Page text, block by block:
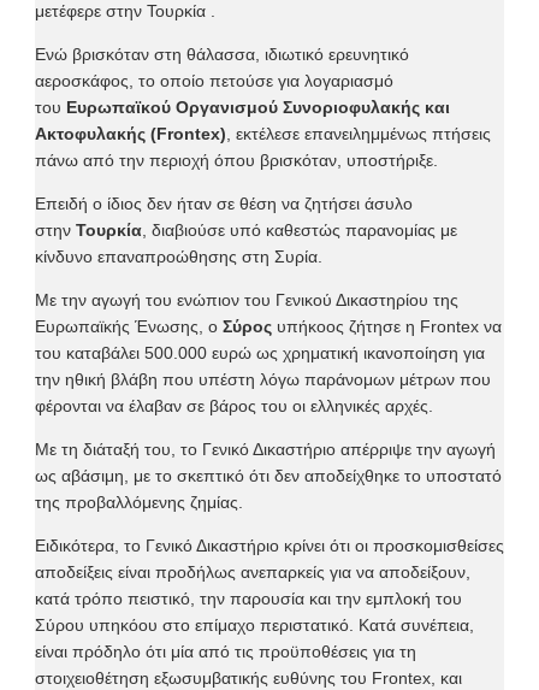
μετέφερε στην Τουρκία .
Ενώ βρισκόταν στη θάλασσα, ιδιωτικό ερευνητικό
αεροσκάφος, το οποίο πετούσε για λογαριασμό
του Ευρωπαϊκού Οργανισμού Συνοριοφυλακής και
Ακτοφυλακής (Frontex) , εκτέλεσε επανειλημμένως πτήσεις
πάνω από την περιοχή όπου βρισκόταν, υποστήριξε.
Επειδή ο ίδιος δεν ήταν σε θέση να ζητήσει άσυλο
στην Τουρκία, διαβιούσε υπό καθεστώς παρανομίας με
κίνδυνο επαναπροώθησης στη Συρία.
Με την αγωγή του ενώπιον του Γενικού Δικαστηρίου της
Ευρωπαϊκής Ένωσης, ο Σύροςυπήκοος ζήτησε η Frontex να
του καταβάλει 500.000 ευρώ ως χρηματική ικανοποίηση για
την ηθική βλάβη που υπέστη λόγω παράνομων μέτρων που
φέρονται να έλαβαν σε βάρος του οι ελληνικές αρχές.
Με τη διάταξή του, το Γενικό Δικαστήριο απέρριψε την αγωγή
ως αβάσιμη, με το σκεπτικό ότι δεν αποδείχθηκε το υποστατό
της προβαλλόμενης ζημίας.
Ειδικότερα, το Γενικό Δικαστήριο κρίνει ότι οι προσκομισθείσες
αποδείξεις είναι προδήλως ανεπαρκείς για να αποδείξουν,
κατά τρόπο πειστικό, την παρουσία και την εμπλοκή του
Σύρου υπηκόου στο επίμαχο περιστατικό. Κατά συνέπεια,
είναι πρόδηλο ότι μία από τις προϋποθέσεις για τη
στοιχειοθέτηση εξωσυμβατικής ευθύνης του Frontex, και